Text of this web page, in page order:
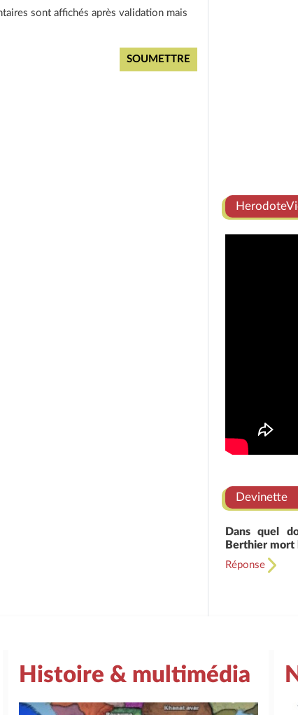
sont affichés après validation mais
Devinette
Dans quel
Berthier mort
Réponse
Histoire & multimédia